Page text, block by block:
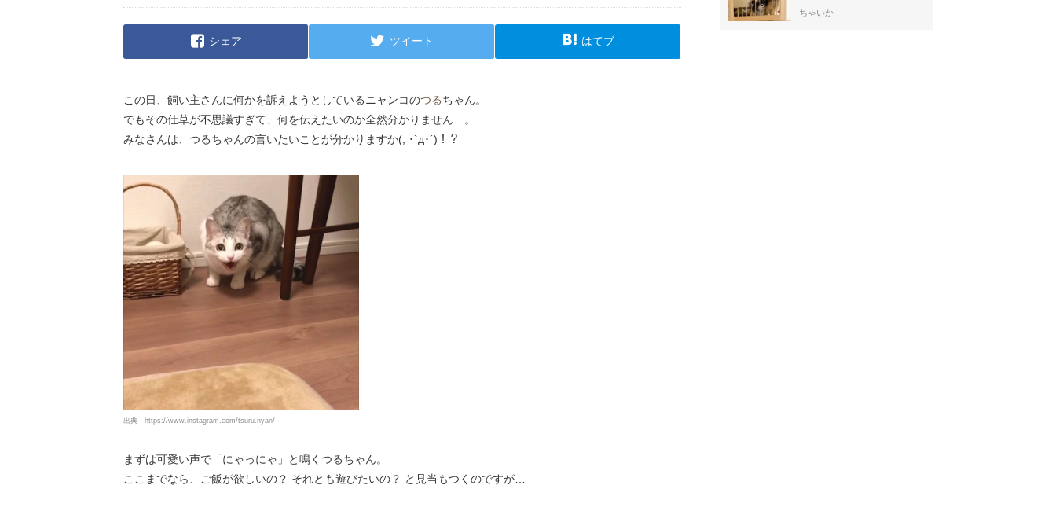
シェア ツイート はてブ
この日、飼い主さんに何かを訴えようとしているニャンコのつるちゃん。
でもその仕草が不思議すぎて、何を伝えたいのか全然分かりません…。
みなさんは、つるちゃんの言いたいことが分かりますか(; ･`д･´)！？
出典 https://www.instagram.com/tsuru.nyan/
まずは可愛い声で「にゃっにゃ」と鳴くつるちゃん。
ここまでなら、ご飯が欲しいの？ それとも遊びたいの？ と見当もつくのですが…
ちゃいか